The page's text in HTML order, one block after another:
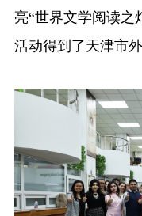
融合门户 校外访问（
亮“世界文学阅读之
活动得到了天津市